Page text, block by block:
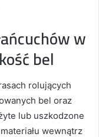
w
bel
rolujących
bel oraz
lub uszkodzone
wewnątrz